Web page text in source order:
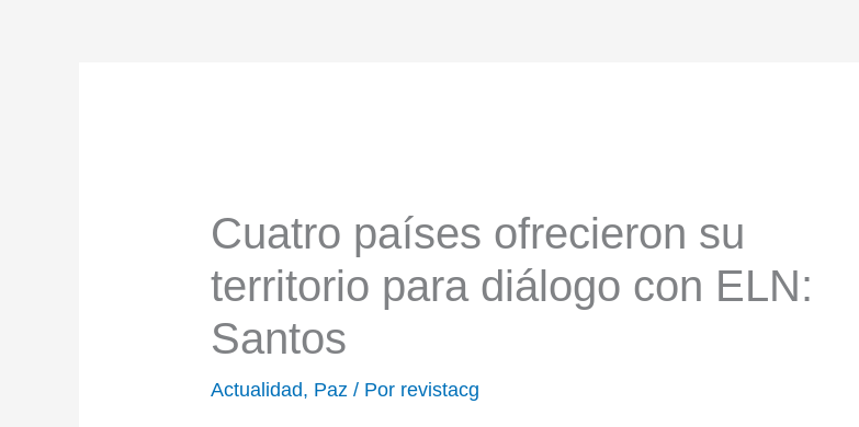
Cuatro países ofrecieron su
territorio para diálogo con ELN:
Santos
Actualidad, Paz / Por revistacg